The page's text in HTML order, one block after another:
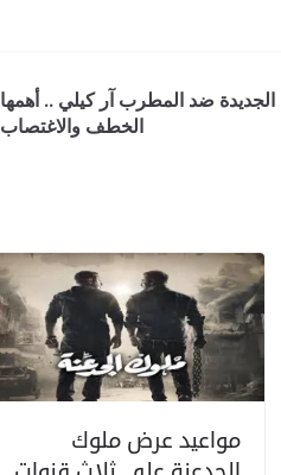
الجديدة ضد المطرب آر كيلي .. أهمها
الخطف والاغتصاب
مواعيد عرض ملوك